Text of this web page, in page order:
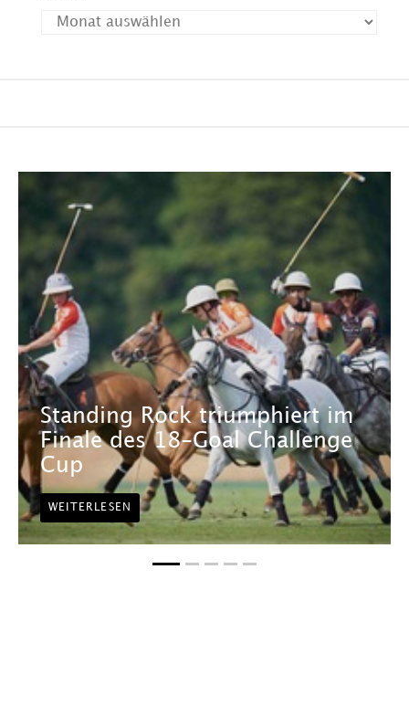
Standing Rock triumphiert im
Finale des 18-Goal Challenge
Cup
WEITERLESEN